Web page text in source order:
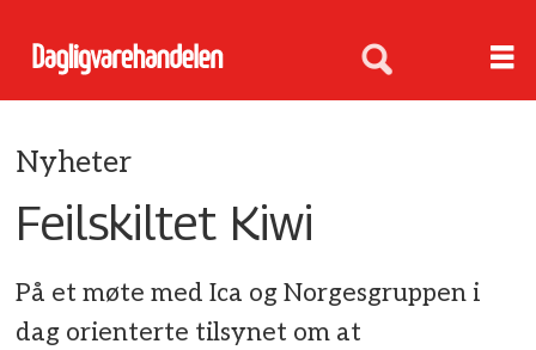
Nyheter
Feilskiltet Kiwi
På et møte med Ica og Norgesgruppen i
dag orienterte tilsynet om at